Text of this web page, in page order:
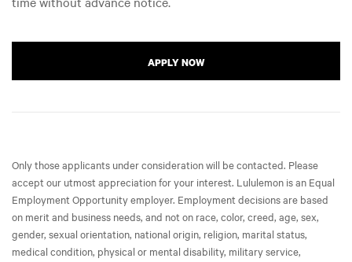
APPLY NOW
Only those applicants under consideration will be contacted. Please
accept our utmost appreciation for your interest. Lululemon is an Equal
Employment Opportunity employer. Employment decisions are based
on merit and business needs, and not on race, color, creed, age, sex,
gender, sexual orientation, national origin, religion, marital status,
medical condition, physical or mental disability, military service,